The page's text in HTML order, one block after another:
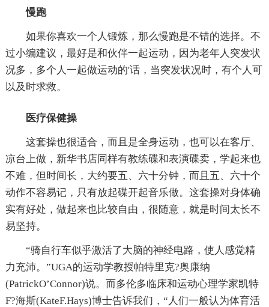
慢跑
如果你喜欢一个人锻炼，那么慢跑是不错的选择。不
过小编建议，最好是和伙伴一起运动，因为老年人突发状
况多，多个人一起做运动的'话，当突发状况时，有个人可
以及时求救。
医疗保健操
这套操也很适合，而且是全身运动，也可以在客厅、
凉台上做，新华书店同样有教练碟和表演碟卖，学起来也
不难，但时间长，大约要五、六十分钟，而且五、六十个
动作不容易记，只有放起碟开起音乐做。这套操对身体确
实有好处，做起来也比较自由，很随意，就是时间太长不
易坚持。
“骑自行车似乎激活了大脑的神经电路，使人感觉精
力充沛。”UGA的运动学教授帕特里克?奥康纳
(PatrickO’Connor)说。而多伦多临床和运动心理学家凯特
F?海斯(KateF.Hays)博士告诉我们，“人们一般认为体育活